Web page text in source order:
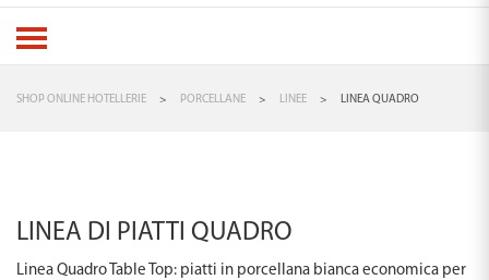
SHOP ONLINE HOTELLERIE > PORCELLANE > LINEE > LINEA QUADRO
LINEA DI PIATTI QUADRO
Linea Quadro Table Top: piatti in porcellana bianca economica per